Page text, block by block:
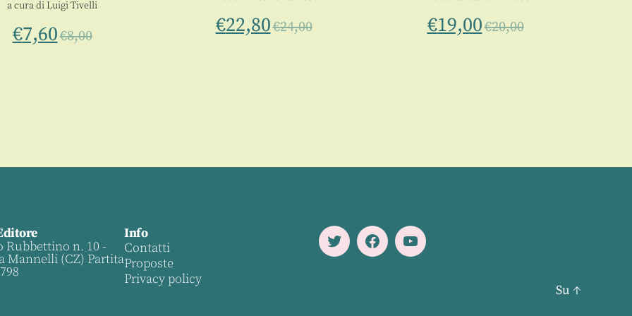
a cura diLuigi Tivelli
€7,60€8,00 €22,80€24,00 €19,00€20,00
Rubbettino n. 10 -
Mannelli (CZ) Partita
Info
Contatti
Proposte
Privacy policy
TwitterFacebookYoutube
Su ↑